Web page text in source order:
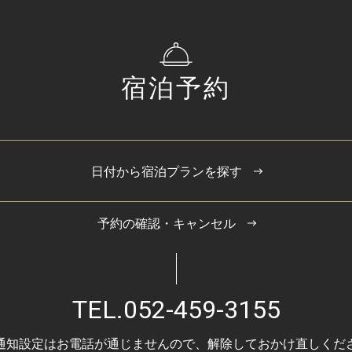
宿泊予約
日付から宿泊プランを探す
予約の確認・キャンセル
TEL.052-459-3155
設定はお電話が通じませんので、 解除しておかけ直しくだ